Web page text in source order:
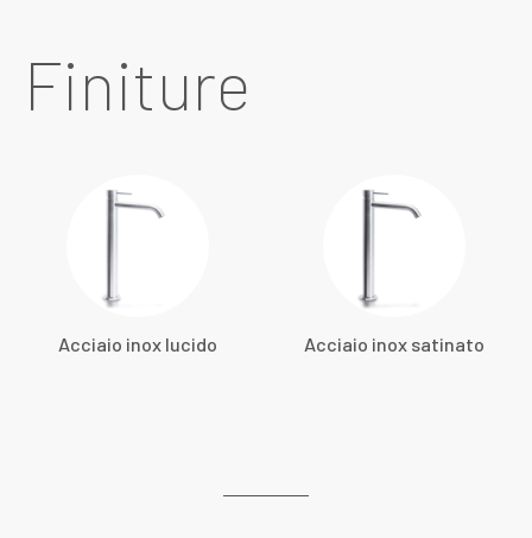
Finiture
Acciaio inox lucido Acciaio inox satinato